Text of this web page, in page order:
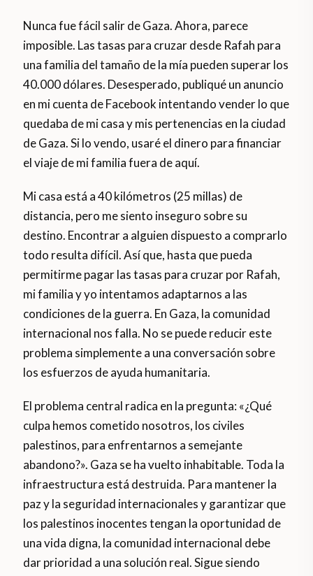
Nunca fue fácil salir de Gaza. Ahora, parece
imposible. Las tasas para cruzar desde Rafah para
una familia del tamaño de la mía pueden superar los
40.000 dólares. Desesperado, publiqué un anuncio
en mi cuenta de Facebook intentando vender lo que
quedaba de mi casa y mis pertenencias en la ciudad
de Gaza. Si lo vendo, usaré el dinero para financiar
el viaje de mi familia fuera de aquí.
Mi casa está a 40 kilómetros (25 millas) de
distancia, pero me siento inseguro sobre su
destino. Encontrar a alguien dispuesto a comprarlo
todo resulta difícil. Así que, hasta que pueda
permitirme pagar las tasas para cruzar por Rafah,
mi familia y yo intentamos adaptarnos a las
condiciones de la guerra. En Gaza, la comunidad
internacional nos falla. No se puede reducir este
problema simplemente a una conversación sobre
los esfuerzos de ayuda humanitaria.
El problema central radica en la pregunta: «¿Qué
culpa hemos cometido nosotros, los civiles
palestinos, para enfrentarnos a semejante
abandono?». Gaza se ha vuelto inhabitable. Toda la
infraestructura está destruida. Para mantener la
paz y la seguridad internacionales y garantizar que
los palestinos inocentes tengan la oportunidad de
una vida digna, la comunidad internacional debe
dar prioridad a una solución real. Sigue siendo